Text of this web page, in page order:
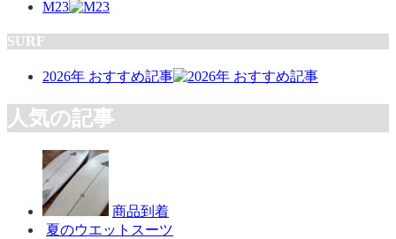
M23
SURF
2026年 おすすめ記事
人気の記事
商品到着
夏のウエットスーツ